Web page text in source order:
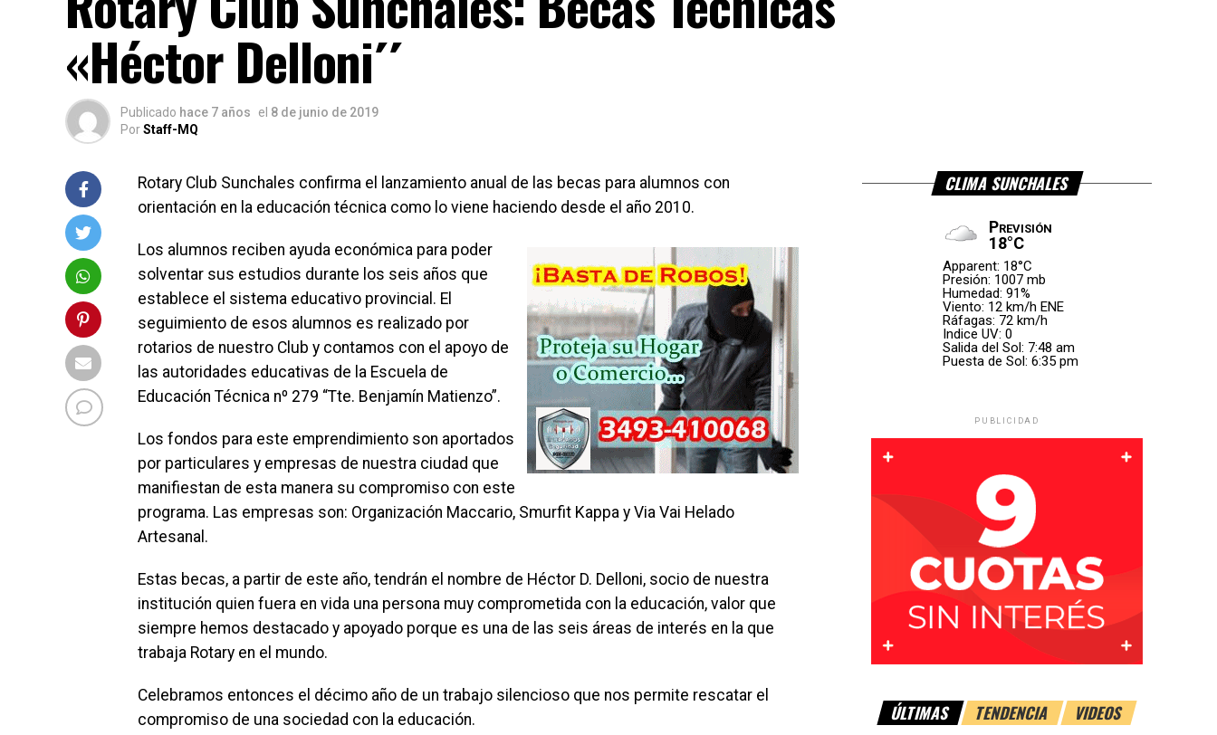
«Héctor Delloni´´
Publicado hace 7 años el 8 de junio de 2019
PorStaff-MQ
Rotary Club Sunchales confirma el lanzamiento anual de las becas para alumnos con
orientación en la educación técnica como lo viene haciendo desde el año 2010.
Los alumnos reciben ayuda económica para poder
solventar sus estudios durante los seis años que
establece el sistema educativo provincial. El
seguimiento de esos alumnos es realizado por
rotarios de nuestro Club y contamos con el apoyo de
las autoridades educativas de la Escuela de
Educación Técnica nº 279 “Tte. Benjamín Matienzo”.
Los fondos para este emprendimiento son aportados
por particulares y empresas de nuestra ciudad que
manifiestan de esta manera su compromiso con este
programa. Las empresas son: Organización Maccario, Smurfit Kappa y Via Vai Helado
Artesanal.
Estas becas, a partir de este año, tendrán el nombre de Héctor D. Delloni, socio de nuestra
institución quien fuera en vida una persona muy comprometida con la educación, valor que
siempre hemos destacado y apoyado porque es una de las seis áreas de interés en la que
trabaja Rotary en el mundo.
Celebramos entonces el décimo año de un trabajo silencioso que nos permite rescatar el
compromiso de una sociedad con la educación.
CLIMA SUNCHALES
Previsión
18°C
Apparent: 18°C
Presión: 1007 mb
Humedad: 91%
Viento: 12 km/h ENE
Ráfagas: 72 km/h
Indice UV: 0
Salida del Sol: 7:48 am
Puesta de Sol: 6:35 pm
PUBLICIDAD
ÚLTIMAS TENDENCIA VIDEOS